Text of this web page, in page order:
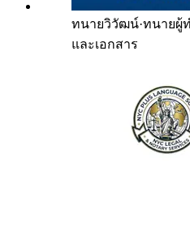
ทนายวิวัฒน์·ทนายผู้
และเอกสาร